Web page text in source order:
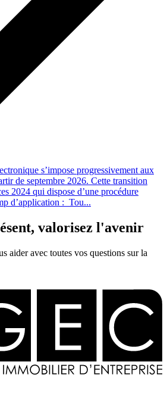
s’impose progressivement aux
de septembre 2026. Cette transition
2024 qui dispose d’une procédure
d’application : Tou...
valorisez l'avenir
aider avec toutes vos questions sur la